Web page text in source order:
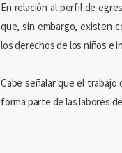
En relación al perfil de
que, sin embargo, existen
los derechos de los niños e
Cabe señalar que el trabajo
forma parte de las labores